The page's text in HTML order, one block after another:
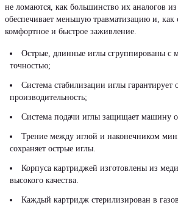
не ломаются, как большинство их аналогов
обеспечивает меньшую травматизацию и, как
комфортное и быстрое заживление.
Острые, длинные иглы сгруппированы с
точностью;
Система стабилизации иглы гарантирует
производительность;
Система подачи иглы защищает машину
Трение между иглой и наконечником
сохраняет острые иглы.
Корпуса картриджей изготовлены из
высокого качества.
Каждый картридж стерилизирован в